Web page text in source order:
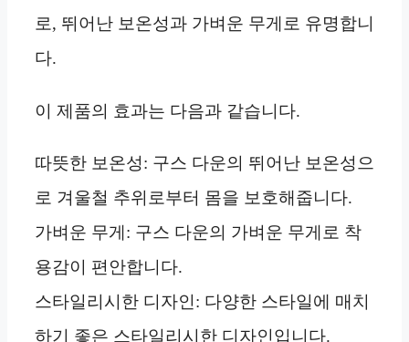
로, 뛰어난 보온성과 가벼운 무게로 유명합니
다.
이 제품의 효과는 다음과 같습니다.
따뜻한 보온성: 구스 다운의 뛰어난 보온성으
로 겨울철 추위로부터 몸을 보호해줍니다.
가벼운 무게: 구스 다운의 가벼운 무게로 착
용감이 편안합니다.
스타일리시한 디자인: 다양한 스타일에 매치
하기 좋은 스타일리시한 디자인입니다.